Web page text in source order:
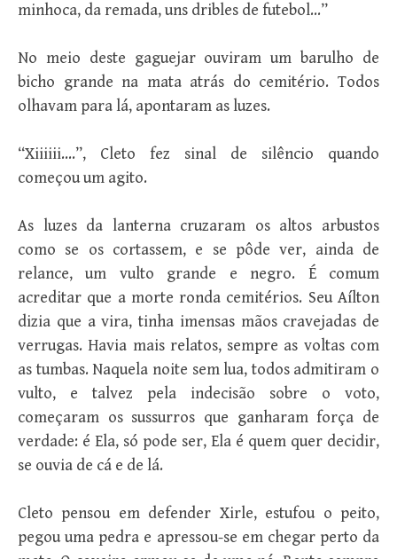
minhoca, da remada, uns dribles de futebol…”
No meio deste gaguejar ouviram um barulho de
bicho grande na mata atrás do cemitério. Todos
olhavam para lá, apontaram as luzes.
“Xiiiiii….”, Cleto fez sinal de silêncio quando
começou um agito.
As luzes da lanterna cruzaram os altos arbustos
como se os cortassem, e se pôde ver, ainda de
relance, um vulto grande e negro. É comum
acreditar que a morte ronda cemitérios. Seu Aílton
dizia que a vira, tinha imensas mãos cravejadas de
verrugas. Havia mais relatos, sempre as voltas com
as tumbas. Naquela noite sem lua, todos admitiram o
vulto, e talvez pela indecisão sobre o voto,
começaram os sussurros que ganharam força de
verdade: é Ela, só pode ser, Ela é quem quer decidir,
se ouvia de cá e de lá.
Cleto pensou em defender Xirle, estufou o peito,
pegou uma pedra e apressou-se em chegar perto da